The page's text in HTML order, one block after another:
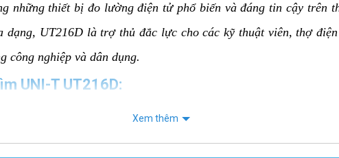
những thiết bị đo lường điện tử phổ biến và đáng tin cậy trên
dạng, UT216D là trợ thủ đắc lực cho các kỹ thuật viên, thợ
công nghiệp và dân dụng.
UNI-T UT216D:
biệt lớn so với các phiên bản trước, UT216D có khả năng đo
Xem thêm